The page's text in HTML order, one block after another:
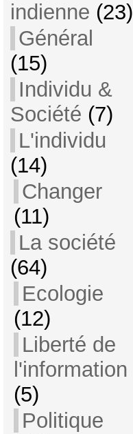
indienne (23)
Général
(15)
Individu &
Société (7)
L'individu
(14)
Changer
(11)
La société
(64)
Ecologie
(12)
Liberté de
l'information
(5)
Politique